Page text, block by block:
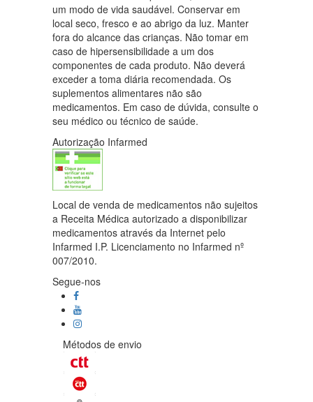
um modo de vida saudável. Conservar em
local seco, fresco e ao abrigo da luz. Manter
fora do alcance das crianças. Não tomar em
caso de hipersensibilidade a um dos
componentes de cada produto. Não deverá
exceder a toma diária recomendada. Os
suplementos alimentares não são
medicamentos. Em caso de dúvida, consulte o
seu médico ou técnico de saúde.
Autorização Infarmed
Local de venda de medicamentos não sujeitos
a Receita Médica autorizado a disponibilizar
medicamentos através da Internet pelo
Infarmed I.P. Licenciamento no Infarmed nº
007/2010.
Segue-nos
Métodos de envio